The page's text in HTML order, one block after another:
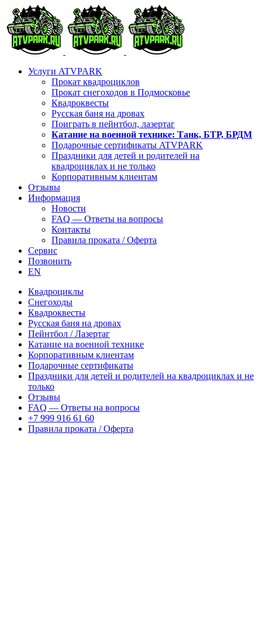
Skip
content
Услуги ATVPARK
Прокат квадроциклов
Прокат снегоходов в Подмосковье
Квадроквесты
Русская баня на дровах
Поиграть в пейнтбол, лазертаг
Катание на военной технике: Танк, БТР, БРДМ
Подарочные сертификаты ATVPARK
Праздники для детей и родителей на
квадроциклах и не только
Корпоративным клиентам
Отзывы
Информация
Новости
FAQ — Ответы на вопросы
Контакты
Правила проката / Оферта
Сервис
Позвонить
EN
Квадроциклы
Снегоходы
Квадроквесты
Русская баня на дровах
Пейнтбол / Лазертаг
Катание на военной технике
Корпоративным клиентам
Подарочные сертификаты
Праздники для детей и родителей на квадроциклах и не
только
Отзывы
FAQ — Ответы на вопросы
+7 999 916 61 60
Правила проката / Оферта